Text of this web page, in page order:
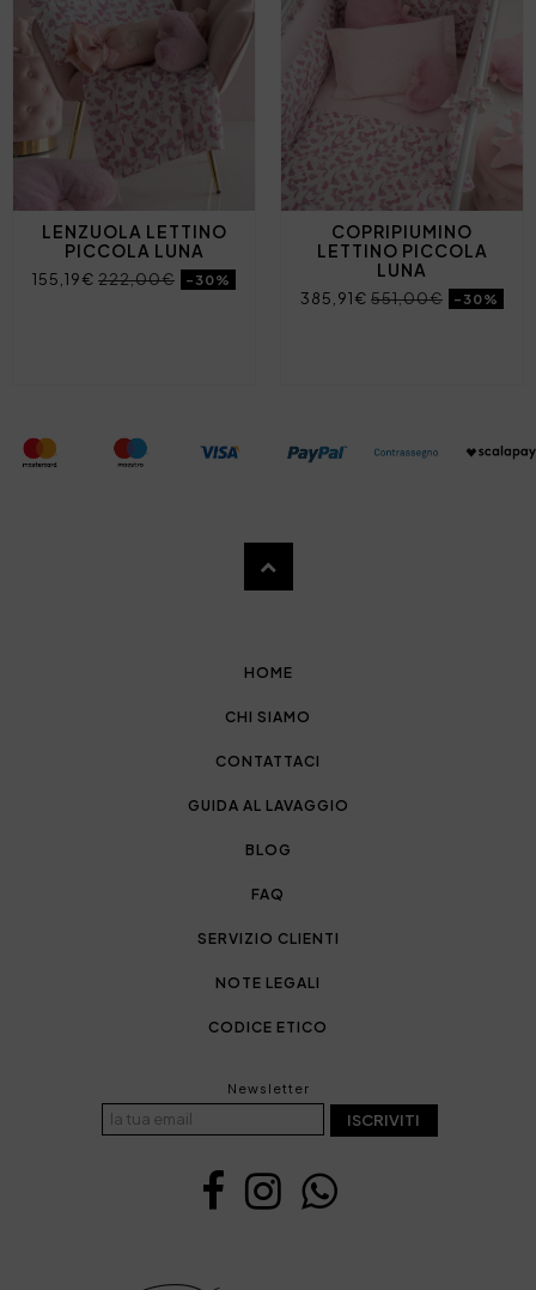
LENZUOLA LETTINO
PICCOLA LUNA
155,19€ 222,00€ -30%
COPRIPIUMINO
LETTINO PICCOLA
LUNA
385,91€ 551,00€ -30%
HOME
CHI SIAMO
CONTATTACI
GUIDA AL LAVAGGIO
BLOG
FAQ
SERVIZIO CLIENTI
NOTE LEGALI
CODICE ETICO
Newsletter
ISCRIVITI